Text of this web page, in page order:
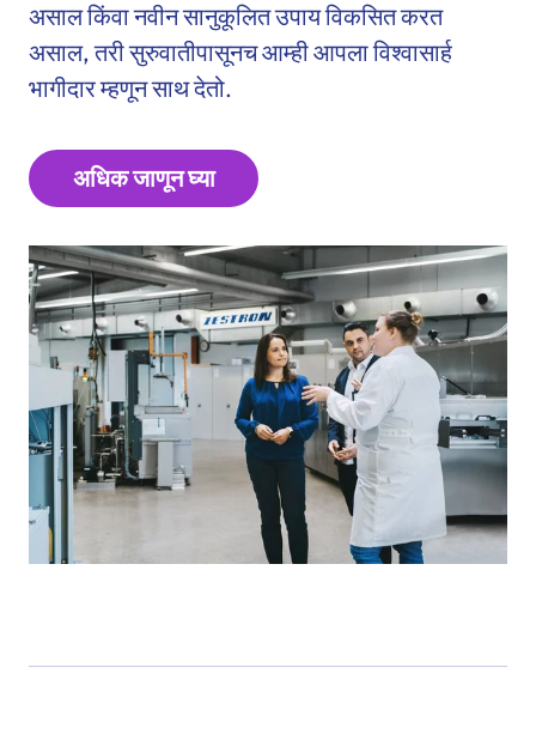
असाल किंवा नवीन सानुकूलित उपाय विकसित करत
असाल, तरी सुरुवातीपासूनच आम्ही आपला विश्वासार्ह
भागीदार म्हणून साथ देतो.
अधिक जाणून घ्या